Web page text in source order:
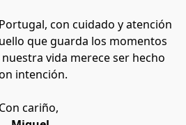
con cuidado y atención
que guarda los momentos
vida merece ser hecho
intención.
Con cariño,